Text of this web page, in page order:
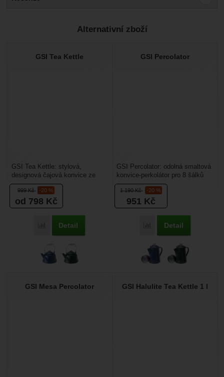
Nebyla přidána žádná recenze.
Alternativní zboží
GSI Tea Kettle
999Kč -20 %
od 798 Kč
Porovnat
Detail
GSI Tea Kettle: stylová,
designová čajová konvice ze
smaltované oceli. Odolný a
snadno omyvatelný...
GSI Percolator
1 190Kč -20 %
951 Kč
Porovnat
Detail
GSI Percolator: odolná smaltová
konvice-perkolátor pro 8 šálků
(1,2 litru). Smaltovaná konvička
je pro...
GSI Mesa Percolator GSI Halulite Tea Kettle 1 l